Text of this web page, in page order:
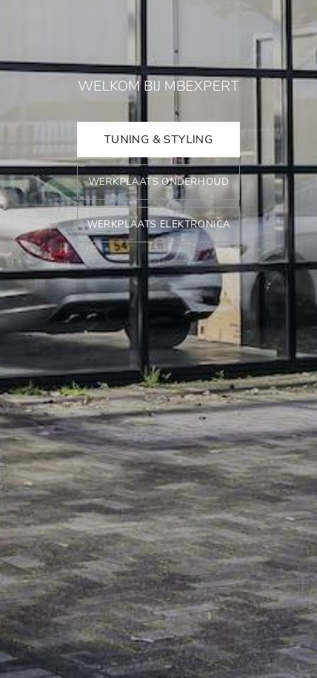
WELKOM BIJ MBEXPERT
TUNING & STYLING
WERKPLAATS ONDERHOUD
WERKPLAATS ELEKTRONICA